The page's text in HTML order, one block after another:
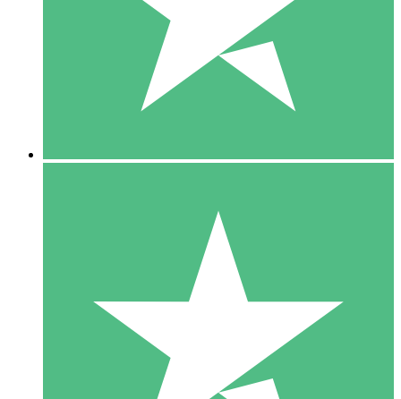
1 Téléchargement
10 00
10 Téléchargements
20 00